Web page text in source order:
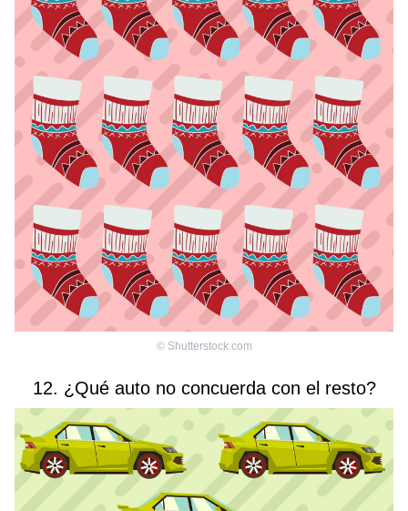
© Shutterstock.com
12. ¿Qué auto no concuerda con el resto?